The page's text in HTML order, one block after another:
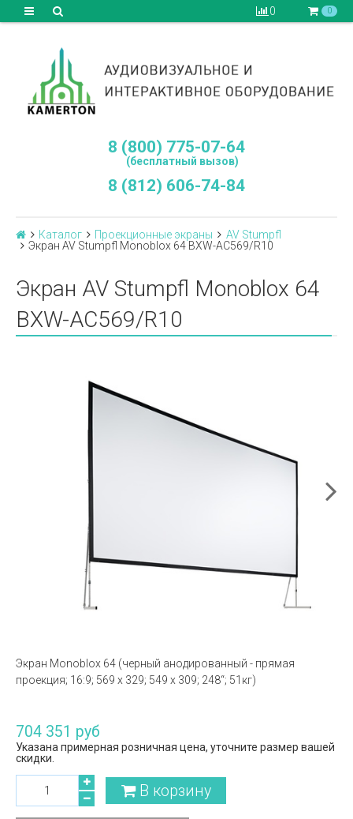
0 0
8 (800) 775-07-64
(бесплатный вызов)
8 (812) 606-74-84
Каталог Проекционные экраны
AV Stumpfl
Экран AV Stumpfl Monoblox 64 BXW-AC569/R10
Экран AV Stumpfl Monoblox 64
BXW-AC569/R10
Экран Monoblox 64 (черный анодированный - прямая
проекция; 16:9; 569 x 329; 549 x 309; 248“; 51кг)
704 351 руб
Указана примерная розничная цена, уточните размер вашей
скидки.
В корзину